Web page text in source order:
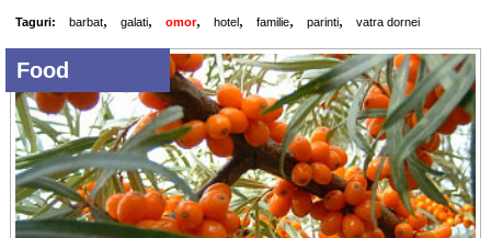
Taguri: barbat, galati, omor, hotel , familie, parinti, vatra dornei
Food